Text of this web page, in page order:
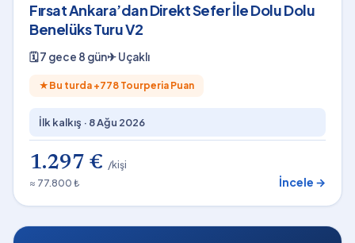
Fırsat Ankara’dan Direkt Sefer İle Dolu Dolu
Benelüks Turu V2
🗓7 gece 8 gün✈Uçaklı
★ Bu turda +778 Tourperia Puan
İlk kalkış · 8 Ağu 2026
1.297 € /kişi
≈ 77.800 ₺
İncele →